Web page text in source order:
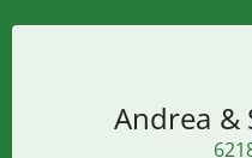
Andrea &